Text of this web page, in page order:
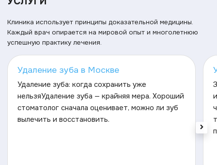
Клиника использует принципы доказательной медицины.
Каждый врач опирается на мировой опыт и многолетнюю
успешную практику лечения.
Удаление зуба в Москве
Удаление зуба: когда сохранить уже
нельзяУдаление зуба — крайняя мера. Хороший
стоматолог сначала оценивает, можно ли зуб
вылечить и восстановить.